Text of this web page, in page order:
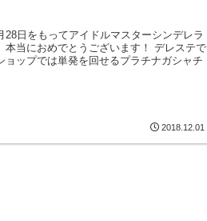
28日をもってアイドルマスターシンデレラ
本当におめでとうございます！ デレステで
ョップでは単発を回せるプラチナガシャチ
2018.12.01